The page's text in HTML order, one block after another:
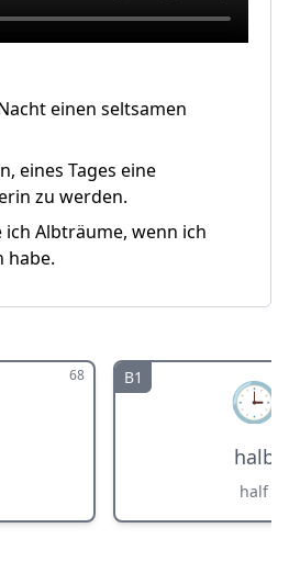
einen seltsamen
eines Tages eine
zu werden.
ich Albträume, wenn ich
habe.
68 B1 🕒
halb
half